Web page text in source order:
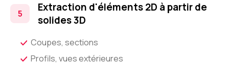
Extraction d'éléments 2D à partir de
solides 3D
Coupes, sections
Profils, vues extérieures